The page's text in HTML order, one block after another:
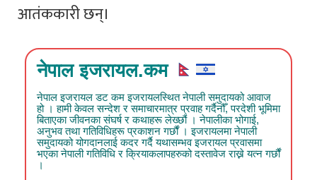
आतंककारी छन्।
नेपाल इजरायल.कम
नेपाल इजरायल डट कम इजरायलस्थित नेपाली समुदायको आवाज
हो । हामी केवल सन्देश र समाचारमात्र प्रवाह गर्दैनौँ, परदेशी भूमिमा
बिताएका जीवनका संघर्ष र कथाहरू लेख्छौं । नेपालीका भोगाई,
अनुभव तथा गतिविधिहरू प्रकाशन गर्छौं । इजरायलमा नेपाली
समुदायको योगदानलाई कदर गर्दै यथासम्भव इजरायल प्रवासमा
भएका नेपाली गतिविधि र क्रियाकलापहरुको दस्तावेज राख्ने यत्न गर्छौं
।